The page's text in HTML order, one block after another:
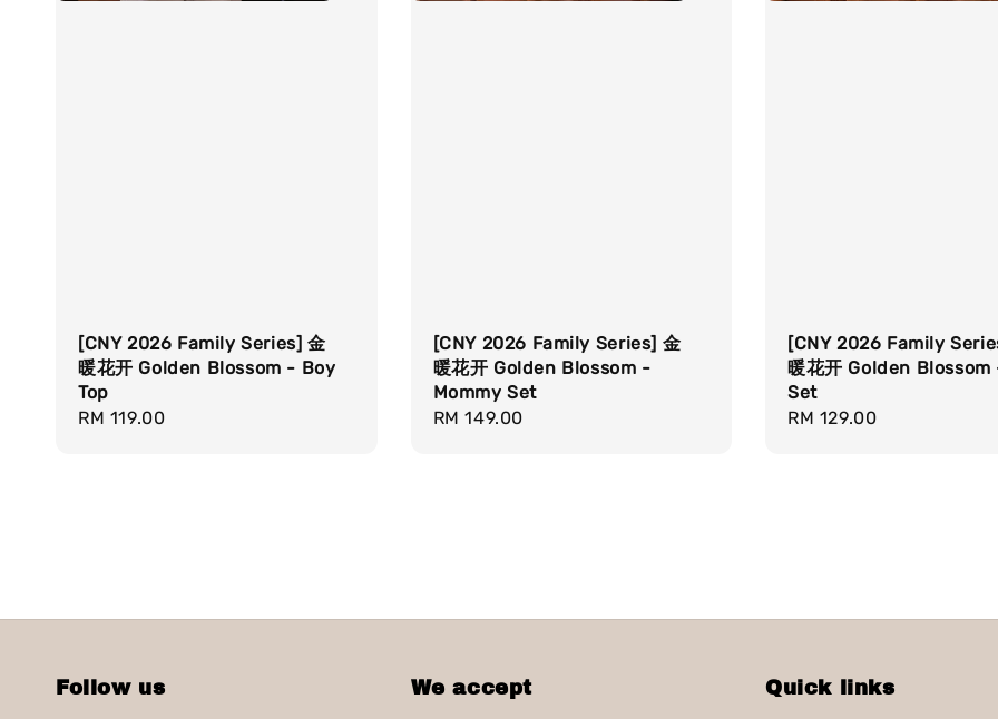
[CNY 2026 Family Series] 金
暖花开 Golden Blossom - Boy
Top
Regular
RM 119.00
[CNY 2026 Family Series] 金
暖花开 Golden Blossom -
Mommy Set
Regular
RM 149.00
[CNY 2026 Family
暖花开 Golden
Set
Regular
RM 129.00
Follow us We accept Quick links